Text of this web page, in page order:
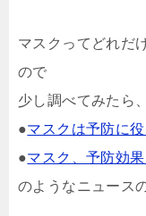
マスクってどれだ
ので
少し調べてみたら、
●マスクは予防に
●マスク、予防効
のようなニュース